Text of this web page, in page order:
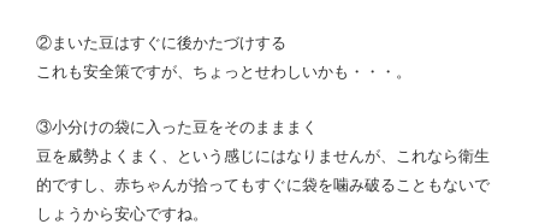
②まいた豆はすぐに後かたづけする
これも安全策ですが、ちょっとせわしいかも・・・。
③小分けの袋に入った豆をそのまままく
豆を威勢よくまく、という感じにはなりませんが、これなら衛生
的ですし、赤ちゃんが拾ってもすぐに袋を噛み破ることもないで
しょうから安心ですね。